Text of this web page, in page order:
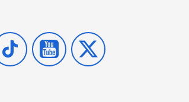
YOUTUBE
X